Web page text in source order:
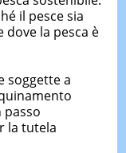
il pesce sia
la pesca è
soggette a
passo
la tutela